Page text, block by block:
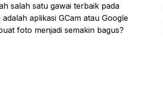
salah satu gawai terbaik pada
aplikasi GCam atau Google
foto menjadi semakin bagus?